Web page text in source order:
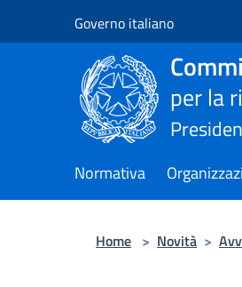
Governo italiano
per la
Normativa
Home > Novità >